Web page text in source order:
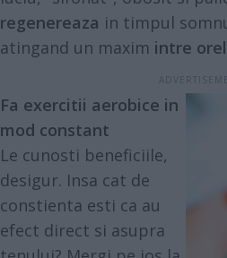
regenereaza in timpul
atingand un maxim intre
Fa exercitii aerobice in
mod constant
Le cunosti beneficiile,
desigur. Insa cat de
constienta esti ca au
efect direct si asupra